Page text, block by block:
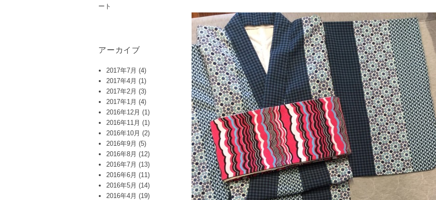
ート
アーカイブ
2017年7月 (4)
2017年4月 (1)
2017年2月 (3)
2017年1月 (4)
2016年12月 (1)
2016年11月 (1)
2016年10月 (2)
2016年9月 (5)
2016年8月 (12)
2016年7月 (13)
2016年6月 (11)
2016年5月 (14)
2016年4月 (19)